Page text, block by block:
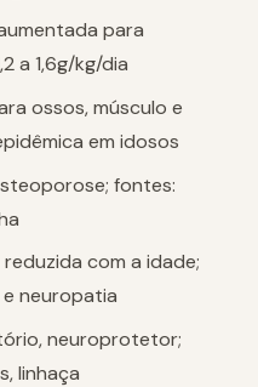
para
a 1,6g/kg/dia
ossos, músculo e
em idosos
fontes:
com a idade;
neuropatia
neuroprotetor;
linhaça